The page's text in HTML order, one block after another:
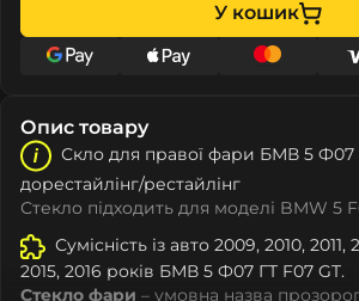
У кошик
Опис товару
Скло для правої фари БМВ 5 Ф07
дорестайлінг/рестайлінг
Стекло підходить для моделі BMW 5
Сумісність із авто 2009, 2010, 2011,
2015, 2016 років БМВ 5 Ф07 ГТ F07 GT.
Стекло фари – умовна назва